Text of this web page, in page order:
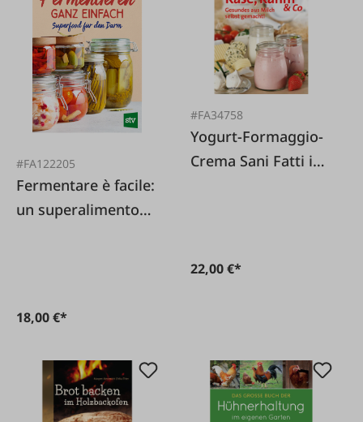
#FA122205
Fermentare è facile:
un superalimento
18,00 €*
#FA34758
Yogurt-Formaggio-
Crema Sani Fatti in
22,00 €*